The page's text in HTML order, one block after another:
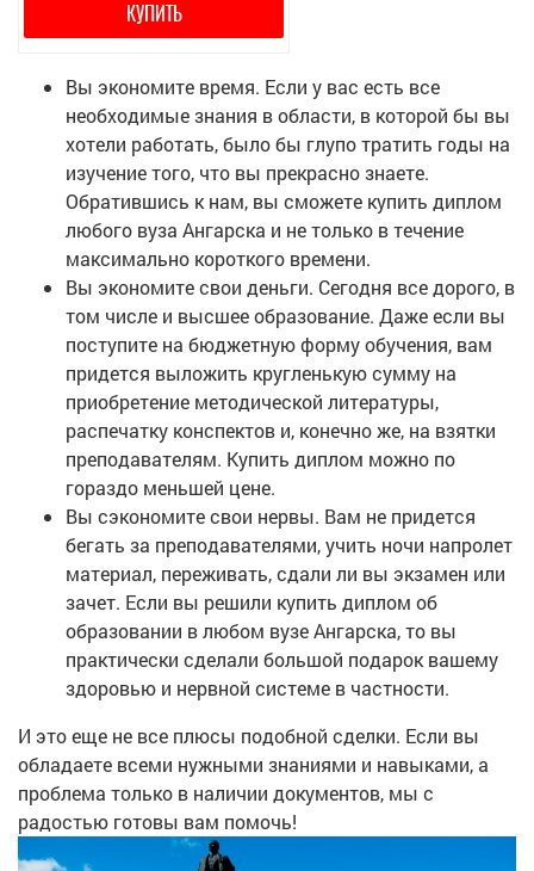
КУПИТЬ
Вы экономите время. Если у вас есть все
необходимые знания в области, в которой бы вы
хотели работать, было бы глупо тратить годы на
изучение того, что вы прекрасно знаете.
Обратившись к нам, вы сможете купить диплом
любого вуза Ангарска и не только в течение
максимально короткого времени.
Вы экономите свои деньги. Сегодня все дорого, в
том числе и высшее образование. Даже если вы
поступите на бюджетную форму обучения, вам
придется выложить кругленькую сумму на
приобретение методической литературы,
распечатку конспектов и, конечно же, на взятки
преподавателям. Купить диплом можно по
гораздо меньшей цене.
Вы сэкономите свои нервы. Вам не придется
бегать за преподавателями, учить ночи напролет
материал, переживать, сдали ли вы экзамен или
зачет. Если вы решили купить диплом об
образовании в любом вузе Ангарска, то вы
практически сделали большой подарок вашему
здоровью и нервной системе в частности.
И это еще не все плюсы подобной сделки. Если вы
обладаете всеми нужными знаниями и навыками, а
проблема только в наличии документов, мы с
радостью готовы вам помочь!